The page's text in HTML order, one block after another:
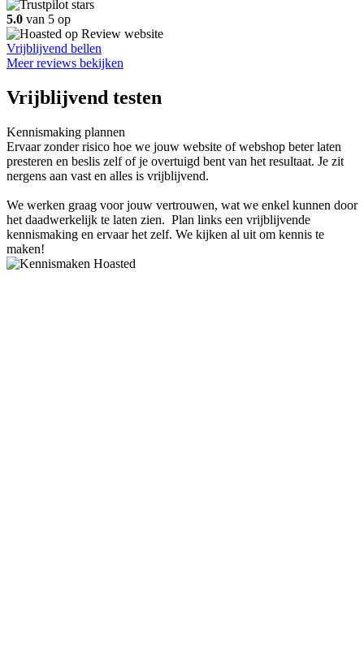
5.0 van 5 op
Vrijblijvend bellen
Meer reviews bekijken
Vrijblijvend testen
Kennismaking plannen
Ervaar zonder risico hoe we jouw website of webshop beter laten
presteren en beslis zelf of je overtuigd bent van het resultaat. Je zit
nergens aan vast en alles is vrijblijvend.
We werken graag voor jouw vertrouwen, wat we enkel kunnen door
het daadwerkelijk te laten zien. Plan links een vrijblijvende
kennismaking en ervaar het zelf. We kijken al uit om kennis te
maken!